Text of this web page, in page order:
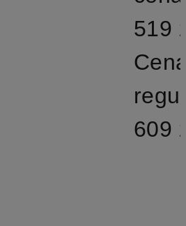
519
609